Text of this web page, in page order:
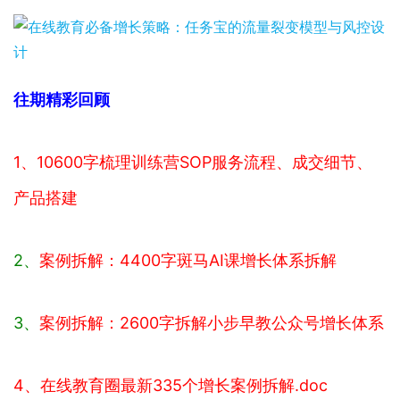
往期精彩回顾
1、10600字梳理训练营SOP服务流程、成交细节、
产品搭建
2、 案例拆解：4400字斑马AI课增长体系拆解
3、 案例拆解：2600字拆解小步早教公众号增长体系
4、 在线教育圈最新335个增长案例拆解.doc